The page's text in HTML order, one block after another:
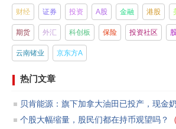
财经 证券 投资 A股 金融 港股
期货 外汇 科创板 保险 投资社区
云南锗业 京东方A
热门文章
贝肯能源：旗下加拿大油田已投产，现金
个股大幅缩量，股民们都在持币观望吗？